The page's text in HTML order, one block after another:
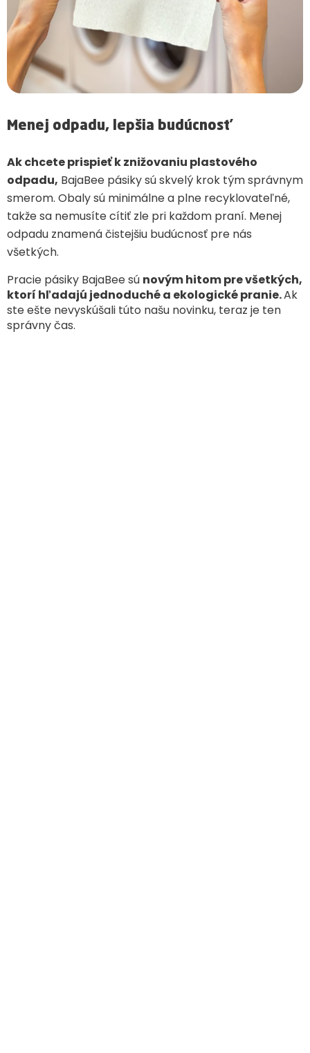
Menej odpadu, lepšia budúcnosť
Ak chcete prispieť k znižovaniu plastového
odpadu, BajaBee pásiky sú skvelý krok tým správnym
smerom. Obaly sú minimálne a plne recyklovateľné,
takže sa nemusíte cítiť zle pri každom praní. Menej
odpadu znamená čistejšiu budúcnosť pre nás
všetkých.
Pracie pásiky BajaBee sú novým hitom pre všetkých,
ktorí hľadajú jednoduché a ekologické pranie.Ak
ste ešte nevyskúšali túto našu novinku, teraz je ten
správny čas.